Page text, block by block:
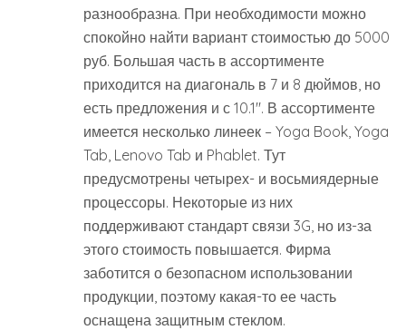
разнообразна. При необходимости можно
спокойно найти вариант стоимостью до 5000
руб. Большая часть в ассортименте
приходится на диагональ в 7 и 8 дюймов, но
есть предложения и с 10.1″. В ассортименте
имеется несколько линеек – Yoga Book, Yoga
Tab, Lenovo Tab и Phablet. Тут
предусмотрены четырех- и восьмиядерные
процессоры. Некоторые из них
поддерживают стандарт связи 3G, но из-за
этого стоимость повышается. Фирма
заботится о безопасном использовании
продукции, поэтому какая-то ее часть
оснащена защитным стеклом.